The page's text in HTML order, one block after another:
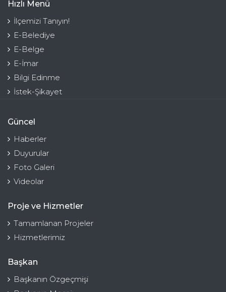
Hızlı Menü
İlçemizi Tanıyın!
E-Belediye
E-Belge
E-İmar
Bilgi Edinme
İstek-Şikayet
Güncel
Haberler
Duyurular
Foto Galeri
Videolar
Proje ve Hizmetler
Tamamlanan Projeler
Hizmetlerimiz
Başkan
Başkanın Özgeçmişi